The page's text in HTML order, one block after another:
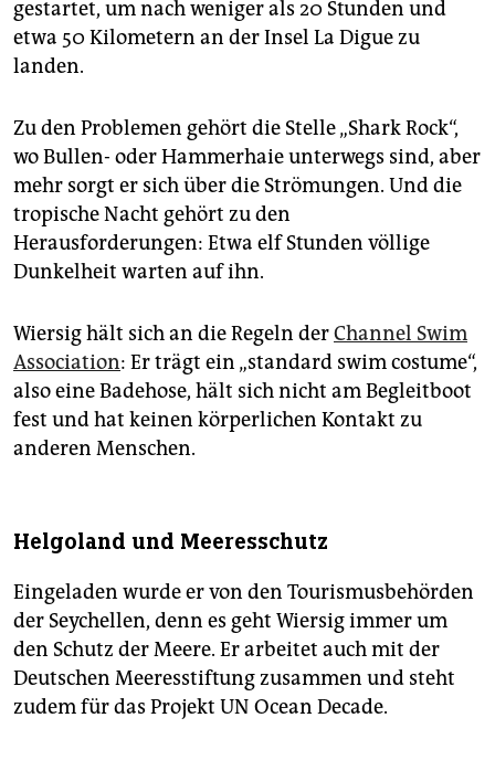
gestartet, um nach weniger als 20 Stunden und
etwa 50 Kilometern an der Insel La Digue zu
landen.
Zu den Problemen gehört die Stelle „Shark Rock“,
wo Bullen- oder Hammerhaie unterwegs sind, aber
mehr sorgt er sich über die Strömungen. Und die
tropische Nacht gehört zu den
Herausforderungen: Etwa elf Stunden völlige
Dunkelheit warten auf ihn.
Wiersig hält sich an die Regeln derChannel Swim
Association: Er trägt ein „standard swim costume“,
also eine Badehose, hält sich nicht am Begleitboot
fest und hat keinen körperlichen Kontakt zu
anderen Menschen.
Helgoland und Meeresschutz
Eingeladen wurde er von den Tourismusbehörden
der Seychellen, denn es geht Wiersig immer um
den Schutz der Meere. Er arbeitet auch mit der
Deutschen Meeresstiftung zusammen und steht
zudem für das Projekt UN Ocean Decade.